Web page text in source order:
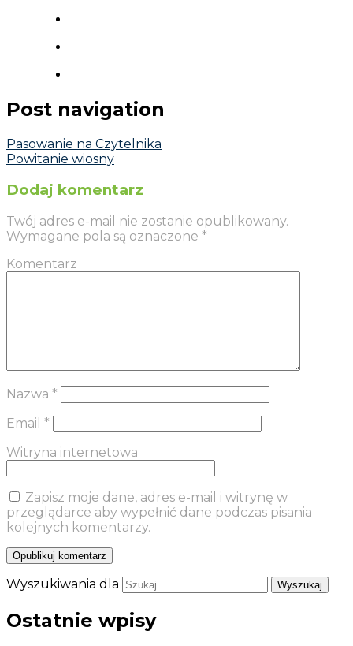
Post navigation
Pasowanie na Czytelnika
Powitanie wiosny
Dodaj komentarz
Twój adres e-mail nie zostanie opublikowany.
Wymagane pola są oznaczone *
Komentarz
Nazwa *
Email *
Witryna internetowa
Zapisz moje dane, adres e-mail i witrynę w
przeglądarce aby wypełnić dane podczas pisania
kolejnych komentarzy.
Wyszukiwania dla
Ostatnie wpisy